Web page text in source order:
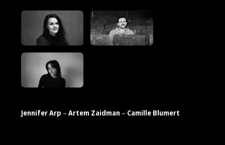
Jennifer Arp – Artem Zaidman – Camille Blumert